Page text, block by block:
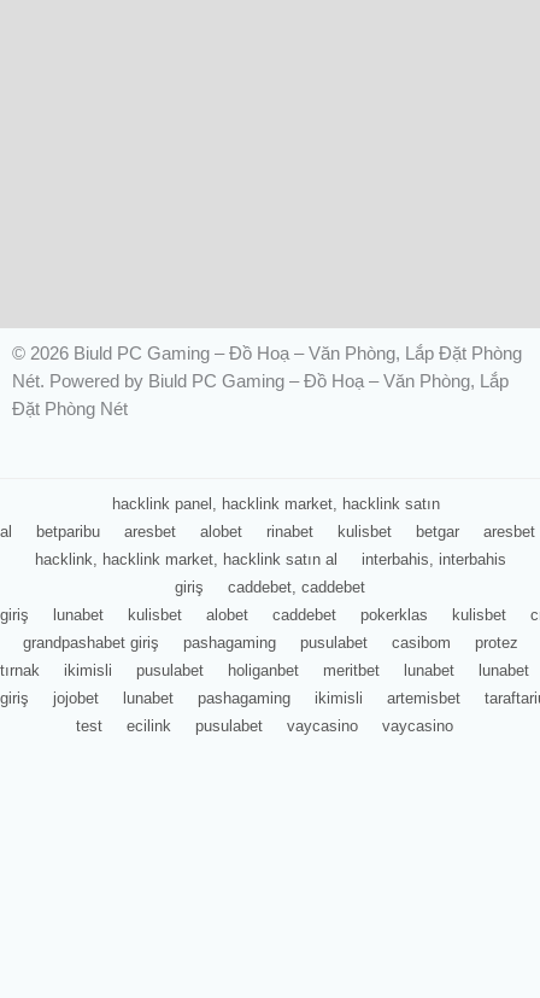
© 2026 Biuld PC Gaming – Đồ Hoạ – Văn Phòng, Lắp Đặt Phòng
Nét. Powered by Biuld PC Gaming – Đồ Hoạ – Văn Phòng, Lắp
Đặt Phòng Nét
hacklink panel, hacklink market, hacklink satın
al
betparibu aresbet alobet rinabet kulisbet betgar
aresbet
hacklink, hacklink market, hacklink satın al
interbahis, interbahis
giriş
caddebet, caddebet
giriş
lunabet kulisbet alobet caddebet pokerklas kulisbet
grandpashabet giriş
pashagaming pusulabet casibom
protez
tırnak
ikimisli pusulabet holiganbet meritbet lunabet
lunabet
giriş
jojobet lunabet pashagaming ikimisli artemisbet
test
ecilink pusulabet vaycasino vaycasino